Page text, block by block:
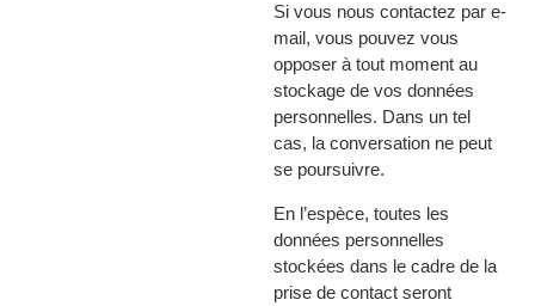
Si vous nous contactez par e-
mail, vous pouvez vous
opposer à tout moment au
stockage de vos données
personnelles. Dans un tel
cas, la conversation ne peut
se poursuivre.
En l’espèce, toutes les
données personnelles
stockées dans le cadre de la
prise de contact seront